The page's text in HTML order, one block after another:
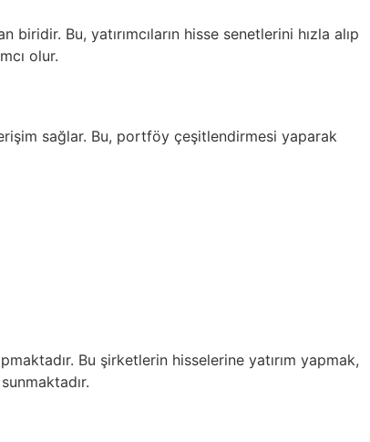
Bu, yatırımcıların hisse senetlerini hızla alıp
olur.
sağlar. Bu, portföy çeşitlendirmesi yaparak
Bu şirketlerin hisselerine yatırım yapmak,